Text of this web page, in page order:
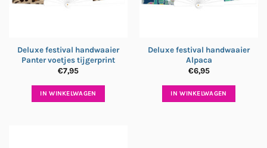
Deluxe festival handwaaier
Panter voetjes tijgerprint
€7,95
IN WINKELWAGEN
Deluxe festival handwaaier
Alpaca
€6,95
IN WINKELWAGEN